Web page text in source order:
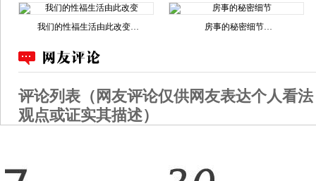
我们的性福生活由此改变… 房事的秘密细节…
评论列表（网友评论仅供网友表达个人看
观点或证实其描述）